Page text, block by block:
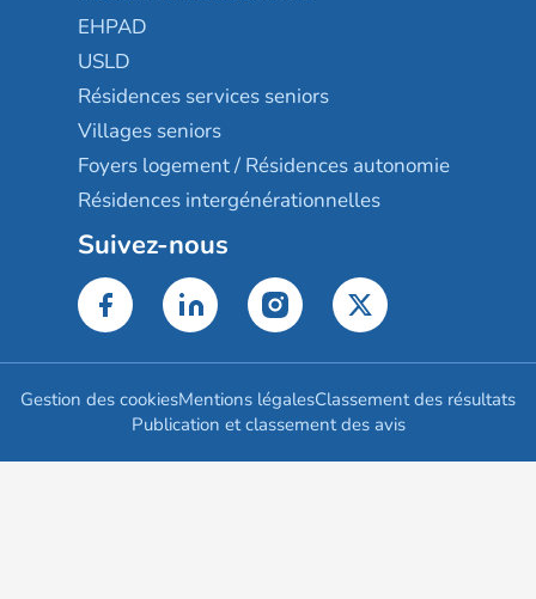
EHPAD
USLD
Résidences services seniors
Villages seniors
Foyers logement / Résidences autonomie
Résidences intergénérationnelles
Suivez-nous
Gestion des cookiesMentions légalesClassement des résultats
Publication et classement des avis